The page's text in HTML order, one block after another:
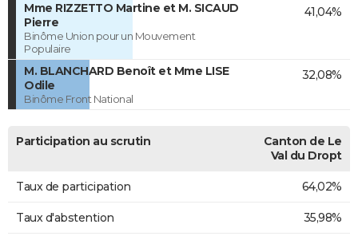
Mme RIZZETTO Martine et M. SICAUD
Pierre
Binôme Union pour un Mouvement
Populaire
41,04%
M. BLANCHARD Benoît et Mme LISE
Odile
Binôme Front National
32,08%
Participation au scrutin
Canton de Le
Val du Dropt
Taux de participation 64,02%
Taux d'abstention 35,98%